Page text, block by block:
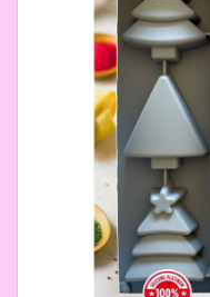
Aanbiedingen
Cindy's Favorieten
Cadeaubonnen